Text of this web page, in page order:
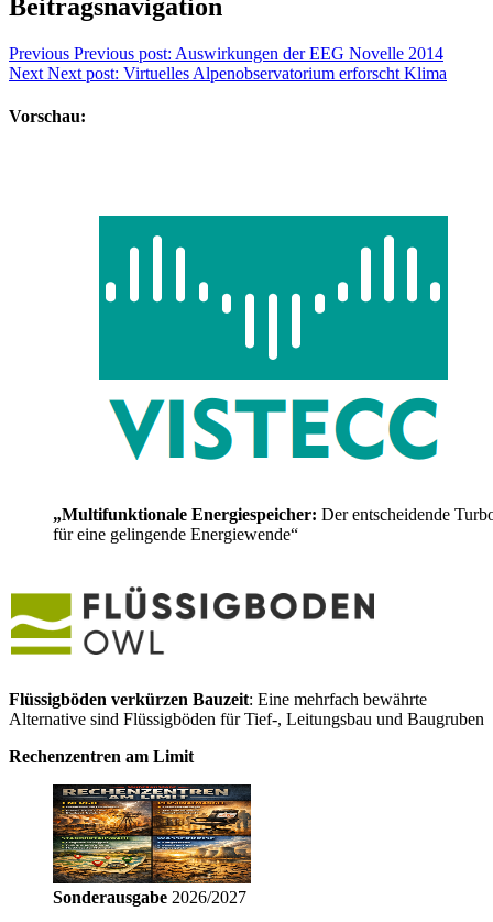
Beitragsnavigation
Previous Previous post: Auswirkungen der EEG Novelle 2014
Next Next post: Virtuelles Alpenobservatorium erforscht Klima
Vorschau:
„Multifunktionale Energiespeicher: Der entscheidende
für eine gelingende Energiewende“
Flüssigböden verkürzen Bauzeit: Eine mehrfach bewährte
Alternative sind Flüssigböden für Tief-, Leitungsbau und Baugruben
Rechenzentren am Limit
Sonderausgabe 2026/2027